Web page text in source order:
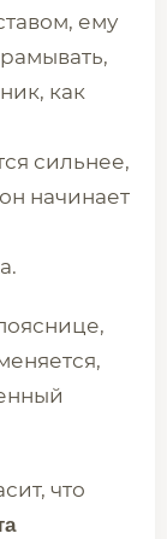
ему
как
сильнее,
начинает
что